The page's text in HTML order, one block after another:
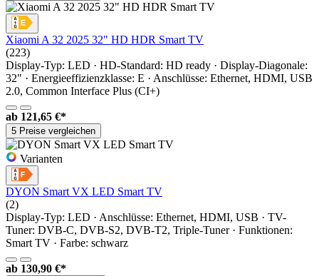
Xiaomi A 32 2025 32" HD HDR Smart TV
(223)
Display-Typ: LED · HD-Standard: HD ready · Display-Diagonale:
32" · Energieeffizienzklasse: E · Anschlüsse: Ethernet, HDMI, USB
2.0, Common Interface Plus (CI+)
ab 121,65 €*
5 Preise vergleichen
Varianten
DYON Smart VX LED Smart TV
(2)
Display-Typ: LED · Anschlüsse: Ethernet, HDMI, USB · TV-
Tuner: DVB-C, DVB-S2, DVB-T2, Triple-Tuner · Funktionen:
Smart TV · Farbe: schwarz
ab 130,90 €*